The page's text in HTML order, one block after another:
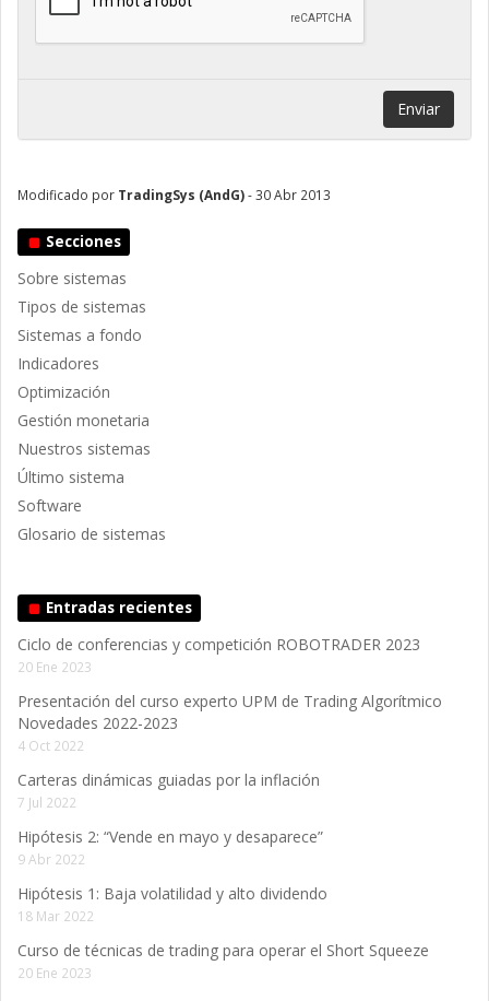
Enviar
Modificado por TradingSys (AndG)- 30 Abr 2013
Secciones
Sobre sistemas
Tipos de sistemas
Sistemas a fondo
Indicadores
Optimización
Gestión monetaria
Nuestros sistemas
Último sistema
Software
Glosario de sistemas
Entradas recientes
Ciclo de conferencias y competición ROBOTRADER 2023
20 Ene 2023
Presentación del curso experto UPM de Trading Algorítmico
Novedades 2022-2023
4 Oct 2022
Carteras dinámicas guiadas por la inflación
7 Jul 2022
Hipótesis 2: “Vende en mayo y desaparece”
9 Abr 2022
Hipótesis 1: Baja volatilidad y alto dividendo
18 Mar 2022
Curso de técnicas de trading para operar el Short Squeeze
20 Ene 2023